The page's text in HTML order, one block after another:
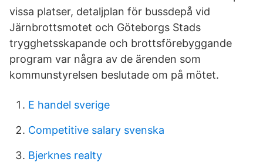
vissa platser, detaljplan för bussdepå vid
Järnbrottsmotet och Göteborgs Stads
trygghetsskapande och brottsförebyggande
program var några av de ärenden som
kommunstyrelsen beslutade om på mötet.
E handel sverige
Competitive salary svenska
Bjerknes realty